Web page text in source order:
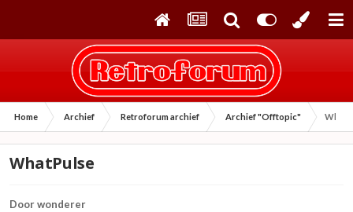
Home Archief Retroforum archief Archief "Offtopic"
WhatPulse
Doorwonderer